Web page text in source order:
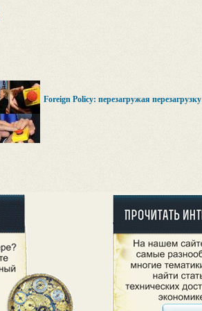
Foreign Policy: перезагружая перезагрузку